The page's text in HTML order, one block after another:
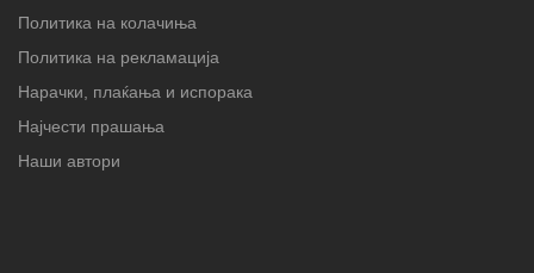
Политика на колачиња
Политика на рекламација
Нарачки, плаќања и испорака
Најчести прашања
Наши автори